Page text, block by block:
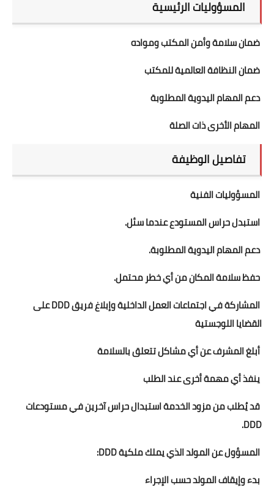
المسؤوليات الرئيسية
ضمان سلامة وأمن المكتب ومواده
ضمان النظافة العالمية للمكتب
دعم المهام اليدوية المطلوبة
المهام الأخرى ذات الصلة
تفاصيل الوظيفة
المسؤوليات الفنية
استبدل حراس المستودع عندما سئل.
دعم المهام اليدوية المطلوبة.
حفظ سلامة المكان من أي خطر محتمل.
المشاركة في اجتماعات العمل الداخلية وإبلاغ فريق DDD على
القضايا اللوجستية
أبلغ المشرف عن أي مشاكل تتعلق بالسلامة
ينفذ أي مهمة أخرى عند الطلب
قد يُطلب من مزود الخدمة استبدال حراس آخرين في مستودعات
DDD.
المسؤول عن المولد الذي يملك ملكية DDD:
بدء وإيقاف المولد حسب الإجراء